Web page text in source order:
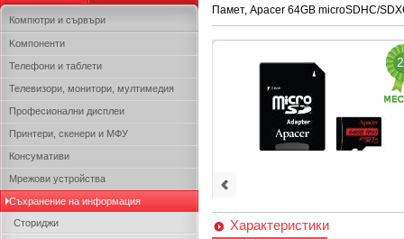
Компютри и сървъри
Kомпоненти
Телефони и таблети
Телевизори, монитори, мултимедия
Професионални дисплеи
Принтери, скенери и МФУ
Консумативи
Мрежови устройства
Съхранение на информация
Сториджи
Памет, Apacer 64GB microSDHC/
Характеристики